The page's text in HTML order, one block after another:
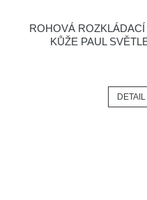
ROHOVÁ
KŮŽE PAUL